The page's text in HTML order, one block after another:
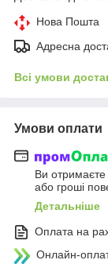
Нова Пошта
Адресна
Всі умови
Умови оплати
Ви
або гроші
Детальніше
Оплата на
Онлайн-